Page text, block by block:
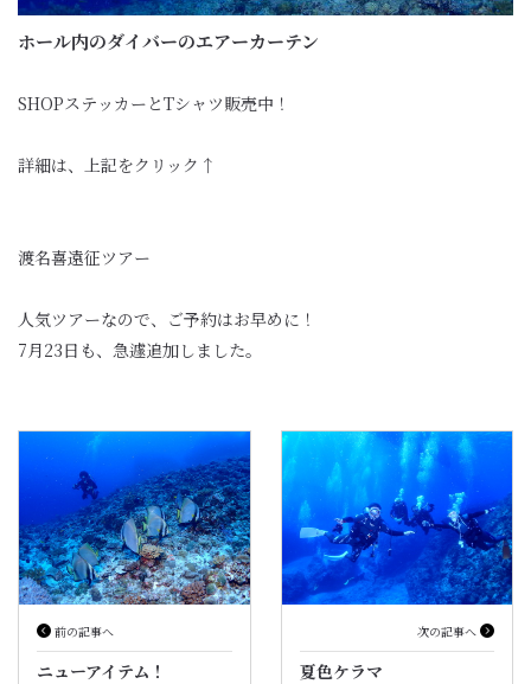
ホール内のダイバーのエアーカーテン
SHOPステッカーとTシャツ販売中！
詳細は、上記をクリック↑
渡名喜遠征ツアー
人気ツアーなので、ご予約はお早めに！
7月23日も、急遽追加しました。
前の記事へ
ニューアイテム！
次の記事へ
夏色ケラマ